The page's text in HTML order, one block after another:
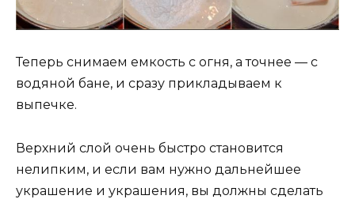
Теперь снимаем емкость с огня, а точнее — с
водяной бане, и сразу прикладываем к
выпечке.
Верхний слой очень быстро становится
нелипким, и если вам нужно дальнейшее
украшение и украшения, вы должны сделать